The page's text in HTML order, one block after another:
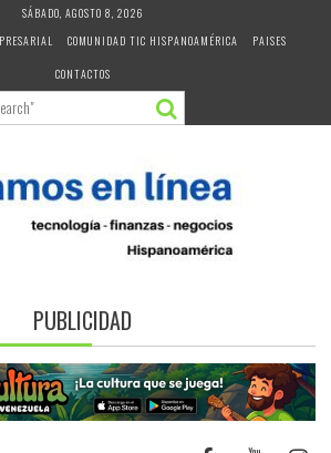
SÁBADO, AGOSTO 8, 2026
COMUNIDAD TIC HISPANOAMÉRICA
PAISES
CONTACTOS
PUBLICIDAD